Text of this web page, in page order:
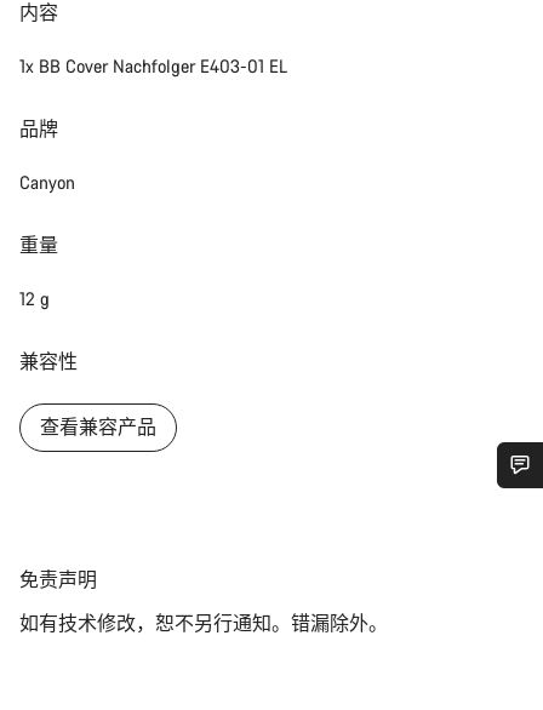
内容
1x BB Cover Nachfolger E403-01 EL
品牌
Canyon
重量
12 g
兼容性
查看兼容产品
免
声
免责声明
如有技术修改，恕不另行通知。错漏除外。
我们的客户支持专家正在等待为您答疑解惑。